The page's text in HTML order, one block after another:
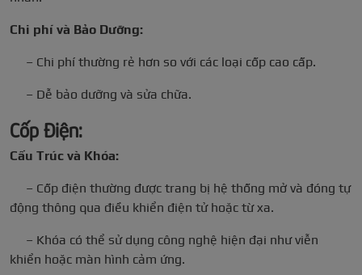
Chi phí và Bảo Dưỡng:
– Chi phí thường rẻ hơn so với các loại cốp cao cấp.
– Dễ bảo dưỡng và sửa chữa.
Cốp Điện:
Cấu Trúc và Khóa:
– Cốp điện thường được trang bị hệ thống mở và đóng tự
động thông qua điều khiển điện tử hoặc từ xa.
– Khóa có thể sử dụng công nghệ hiện đại như viễn
khiển hoặc màn hình cảm ứng.